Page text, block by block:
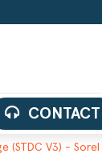
CONTACT
(STDC V3) - Sorel